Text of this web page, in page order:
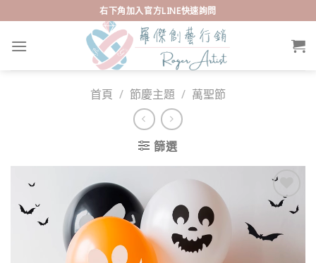
to
content
右下角加入官方LINE快速詢問
首頁 / 節慶主題 / 萬聖節
篩選
Add to